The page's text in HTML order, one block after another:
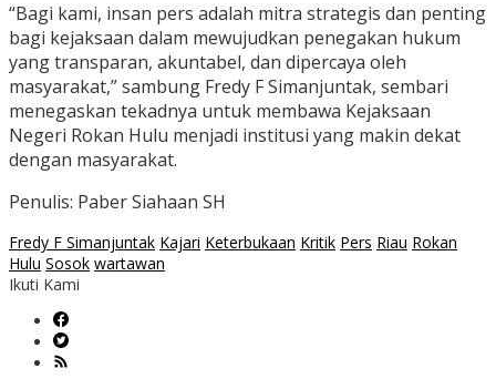
“Bagi kami, insan pers adalah mitra strategis dan penting
bagi kejaksaan dalam mewujudkan penegakan hukum
yang transparan, akuntabel, dan dipercaya oleh
masyarakat,” sambung Fredy F Simanjuntak, sembari
menegaskan tekadnya untuk membawa Kejaksaan
Negeri Rokan Hulu menjadi institusi yang makin dekat
dengan masyarakat.
Penulis: Paber Siahaan SH
Fredy F Simanjuntak Kajari Keterbukaan Kritik Pers Riau Rokan
Hulu Sosok wartawan
Ikuti Kami